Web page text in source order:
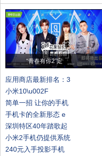
“青春有你2”定
应用商店最新排名：3
小米10\u002F
简单一招 让你的手机
手机卡的全新形态 e
深圳特区40年踏歌起
小米2手机仍提供系统
240元入手投影手机